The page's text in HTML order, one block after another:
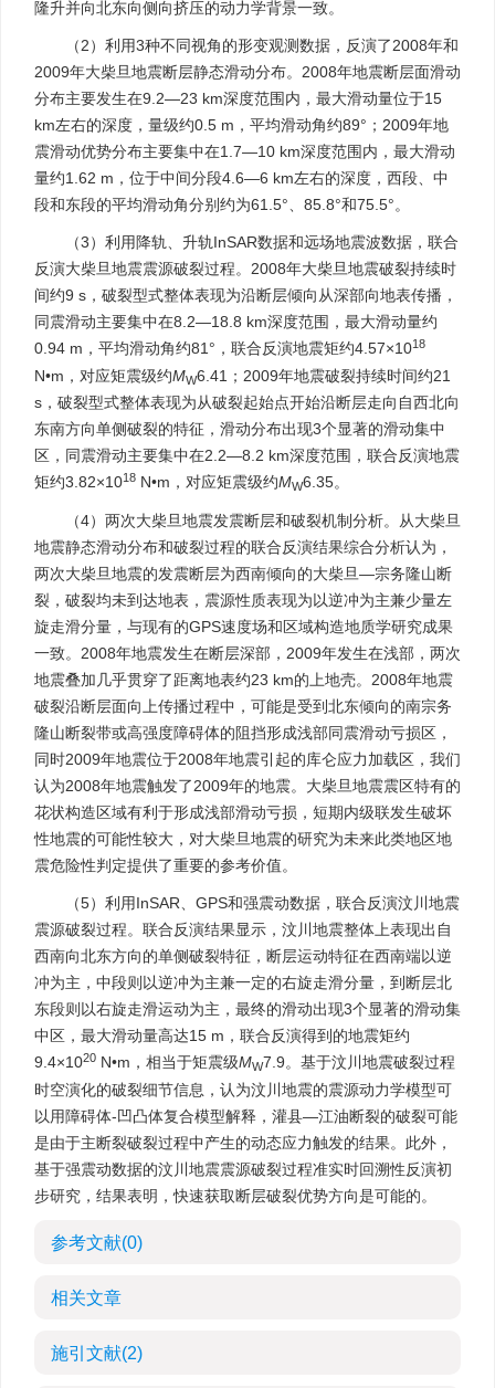
隆升并向北东向侧向挤压的动力学背景一致。
（2）利用3种不同视角的形变观测数据，反演了2008年和
2009年大柴旦地震断层静态滑动分布。2008年地震断层面滑动
分布主要发生在9.2—23 km深度范围内，最大滑动量位于15
km左右的深度，量级约0.5 m，平均滑动角约89°；2009年地
震滑动优势分布主要集中在1.7—10 km深度范围内，最大滑动
量约1.62 m，位于中间分段4.6—6 km左右的深度，西段、中
段和东段的平均滑动角分别约为61.5°、85.8°和75.5°。
（3）利用降轨、升轨InSAR数据和远场地震波数据，联合
反演大柴旦地震震源破裂过程。2008年大柴旦地震破裂持续时
间约9 s，破裂型式整体表现为沿断层倾向从深部向地表传播，
同震滑动主要集中在8.2—18.8 km深度范围，最大滑动量约
0.94 m，平均滑动角约81°，联合反演地震矩约4.57×1018
N•m，对应矩震级约MW6.41；2009年地震破裂持续时间约21
s，破裂型式整体表现为从破裂起始点开始沿断层走向自西北向
东南方向单侧破裂的特征，滑动分布出现3个显著的滑动集中
区，同震滑动主要集中在2.2—8.2 km深度范围，联合反演地震
矩约3.82×1018 N•m，对应矩震级约MW6.35。
（4）两次大柴旦地震发震断层和破裂机制分析。从大柴旦
地震静态滑动分布和破裂过程的联合反演结果综合分析认为，
两次大柴旦地震的发震断层为西南倾向的大柴旦—宗务隆山断
裂，破裂均未到达地表，震源性质表现为以逆冲为主兼少量左
旋走滑分量，与现有的GPS速度场和区域构造地质学研究成果
一致。2008年地震发生在断层深部，2009年发生在浅部，两次
地震叠加几乎贯穿了距离地表约23 km的上地壳。2008年地震
破裂沿断层面向上传播过程中，可能是受到北东倾向的南宗务
隆山断裂带或高强度障碍体的阻挡形成浅部同震滑动亏损区，
同时2009年地震位于2008年地震引起的库仑应力加载区，我们
认为2008年地震触发了2009年的地震。大柴旦地震震区特有的
花状构造区域有利于形成浅部滑动亏损，短期内级联发生破坏
性地震的可能性较大，对大柴旦地震的研究为未来此类地区地
震危险性判定提供了重要的参考价值。
（5）利用InSAR、GPS和强震动数据，联合反演汶川地震
震源破裂过程。联合反演结果显示，汶川地震整体上表现出自
西南向北东方向的单侧破裂特征，断层运动特征在西南端以逆
冲为主，中段则以逆冲为主兼一定的右旋走滑分量，到断层北
东段则以右旋走滑运动为主，最终的滑动出现3个显著的滑动集
中区，最大滑动量高达15 m，联合反演得到的地震矩约
9.4×1020 N•m，相当于矩震级MW7.9。基于汶川地震破裂过程
时空演化的破裂细节信息，认为汶川地震的震源动力学模型可
以用障碍体-凹凸体复合模型解释，灌县—江油断裂的破裂可能
是由于主断裂破裂过程中产生的动态应力触发的结果。此外，
基于强震动数据的汶川地震震源破裂过程准实时回溯性反演初
步研究，结果表明，快速获取断层破裂优势方向是可能的。
参考文献(0)
相关文章
施引文献(2)